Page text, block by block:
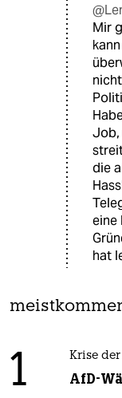
Mir
Job,
die
eine
hat
1 Krise
AfD-